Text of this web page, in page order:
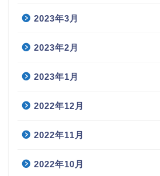
2023年3月
2023年2月
2023年1月
2022年12月
2022年11月
2022年10月